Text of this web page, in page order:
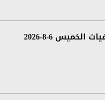
الخميس 6-8-2026